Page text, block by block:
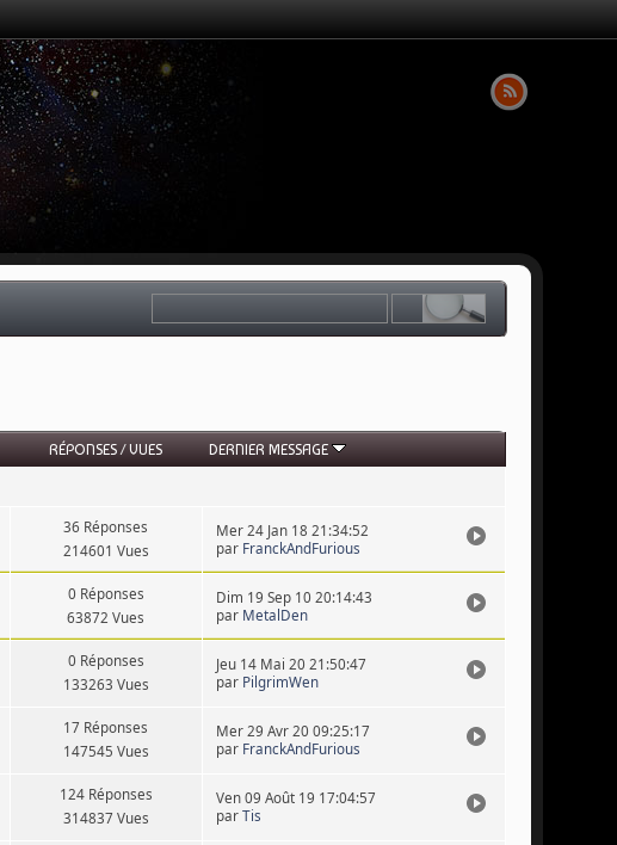
RÉPONSES/VUES DERNIER MESSAGE
36 Réponses
214601 Vues
Mer 24 Jan 18 21:34:52
par FranckAndFurious
0 Réponses
63872 Vues
Dim 19 Sep 10 20:14:43
par MetalDen
0 Réponses
133263 Vues
Jeu 14 Mai 20 21:50:47
par PilgrimWen
17 Réponses
147545 Vues
Mer 29 Avr 20 09:25:17
par FranckAndFurious
124 Réponses
314837 Vues
Ven 09 Août 19 17:04:57
parTis